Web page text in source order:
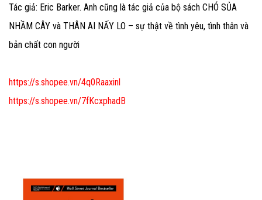
Tác giả: Eric Barker. Anh cũng là tác giả của bộ sách CHÓ SỦA
NHẦM CÂY và THÂN AI NẤY LO – sự thật về tình yêu, tình thân và
bản chất con người
https://s.shopee.vn/4q0Raaxinl
https://s.shopee.vn/7fKcxphadB